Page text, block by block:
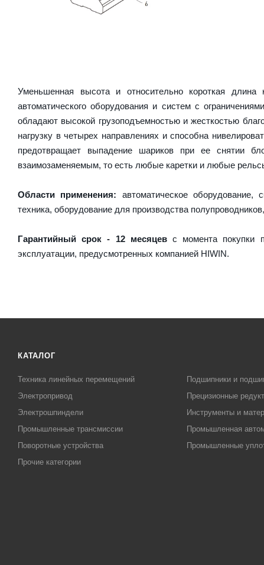
Уменьшенная высота и относительно короткая длина
автоматического оборудования и систем с
обладают высокой грузоподъемностью и жесткостью
нагрузку в четырех направлениях и способна
предотвращает выпадение шариков при ее снятии
взаимозаменяемым, то есть любые каретки и любые
Области применения: автоматическое оборудование,
техника, оборудование для производства
Гарантийный срок - 12 месяцевс момента покупки
эксплуатации, предусмотренных компанией HIWIN.
КАТАЛОГ
Техника линейных перемещений
Подшипники и
Электропривод
Прецизионные
Электрошпиндели
Инструменты и
Промышленные трансмиссии
Промышленная
Поворотные устройства
Промышленные
Прочие категории